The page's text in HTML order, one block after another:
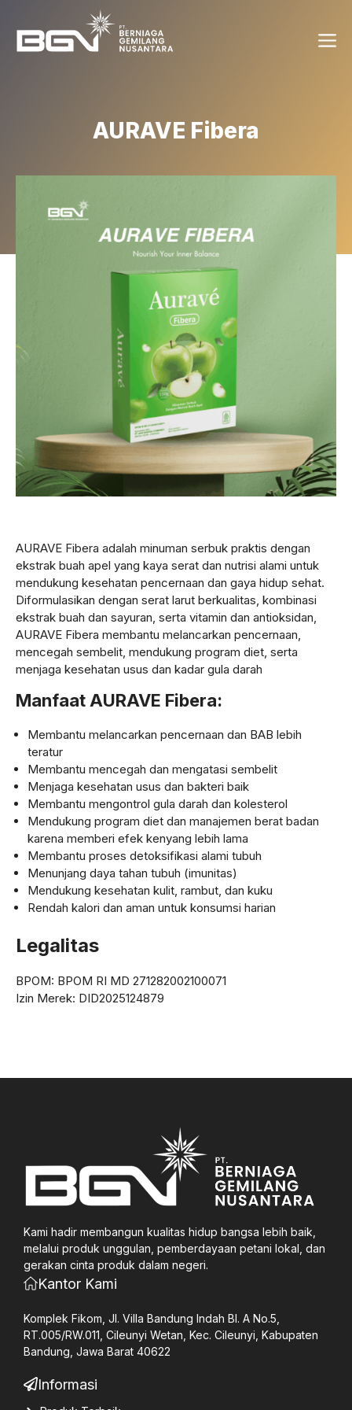
content
AURAVE Fibera
AURAVE Fibera adalah minuman serbuk praktis dengan
ekstrak buah apel yang kaya serat dan nutrisi alami untuk
mendukung kesehatan pencernaan dan gaya hidup sehat.
Diformulasikan dengan serat larut berkualitas, kombinasi
ekstrak buah dan sayuran, serta vitamin dan antioksidan,
AURAVE Fibera membantu melancarkan pencernaan,
mencegah sembelit, mendukung program diet, serta
menjaga kesehatan usus dan kadar gula darah
Manfaat AURAVE Fibera:
Membantu melancarkan pencernaan dan BAB lebih
teratur
Membantu mencegah dan mengatasi sembelit
Menjaga kesehatan usus dan bakteri baik
Membantu mengontrol gula darah dan kolesterol
Mendukung program diet dan manajemen berat badan
karena memberi efek kenyang lebih lama
Membantu proses detoksifikasi alami tubuh
Menunjang daya tahan tubuh (imunitas)
Mendukung kesehatan kulit, rambut, dan kuku
Rendah kalori dan aman untuk konsumsi harian
Legalitas
BPOM: BPOM RI MD 271282002100071
Izin Merek: DID2025124879
Kami hadir membangun kualitas hidup bangsa lebih baik,
melalui produk unggulan, pemberdayaan petani lokal, dan
gerakan cinta produk dalam negeri.
Kantor Kami
Komplek Fikom, Jl. Villa Bandung Indah Bl. A No.5,
RT.005/RW.011, Cileunyi Wetan, Kec. Cileunyi, Kabupaten
Bandung, Jawa Barat 40622
Informasi